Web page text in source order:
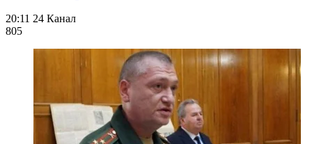
20:11 24 Канал
805